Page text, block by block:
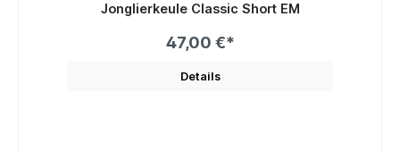
Jonglierkeule Classic Short EM
47,00 €*
Details